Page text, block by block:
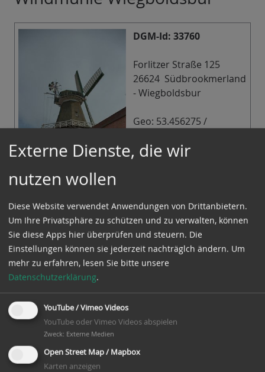
DGM-Id: 33760
Forlitzer Straße 125
26624 Südbrookmerland
- Wiegboldsbur
Geo: 53.456275 /
Infos
Dreistöckiger Galerieholländer mit Windrose und
Jalousieklappen Bj. 1812, 2 Mahlgänge, Achtkant
und Kappe mit Reith eingedeckt, Angebautes
Packhaus mit Teestube und Gästeraum, im
Obergeschoß ist ein Heimatmuseum eingerichtet
mit Fotoausstellung.
Kontakt
Ernst Krämer, Tel 04942-845
Externe Dienste, die wir
nutzen wollen
Diese Website verwendet Anwendungen von Drittanbietern.
Um Ihre Privatsphäre zu schützen und zu verwalten, können
Sie diese Apps hier überprüfen und steuern. Die
Einstellungen können sie jederzeit nachträglch ändern. Um
mehr zu erfahren, lesen Sie bitte unsere
Datenschutzerklärung.
YouTube / Vimeo Videos
YouTube oder Vimeo Videos abspielen
Zweck: Externe Medien
Open Street Map / Mapbox
Karten anzeigen